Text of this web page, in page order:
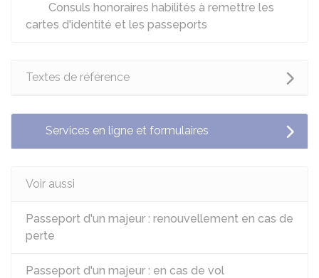
Consuls honoraires habilités à remettre les
cartes d'identité et les passeports
Textes de référence
Services en ligne et formulaires
Voir aussi
Passeport d'un majeur : renouvellement en cas de
perte
Passeport d'un majeur : en cas de vol